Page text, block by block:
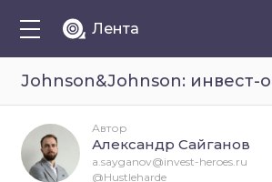
Лента
Johnson&Johnson: инвест-
Автор
Александр Сайганов
a.sayganov@invest-heroes.ru
@Hustleharde